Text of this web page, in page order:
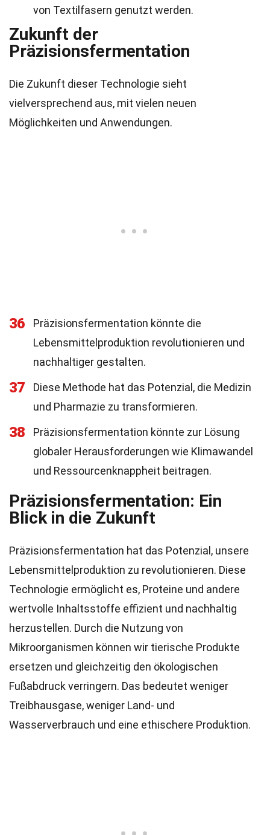
von Textilfasern genutzt werden.
Zukunft der
Präzisionsfermentation
Die Zukunft dieser Technologie sieht
vielversprechend aus, mit vielen neuen
Möglichkeiten und Anwendungen.
36
Präzisionsfermentation könnte die
Lebensmittelproduktion revolutionieren und
nachhaltiger gestalten.
37
Diese Methode hat das Potenzial, die Medizin
und Pharmazie zu transformieren.
38
Präzisionsfermentation könnte zur Lösung
globaler Herausforderungen wie Klimawandel
und Ressourcenknappheit beitragen.
Präzisionsfermentation: Ein
Blick in die Zukunft
Präzisionsfermentation hat das Potenzial, unsere
Lebensmittelproduktion zu revolutionieren. Diese
Technologie ermöglicht es, Proteine und andere
wertvolle Inhaltsstoffe effizient und nachhaltig
herzustellen. Durch die Nutzung von
Mikroorganismen können wir tierische Produkte
ersetzen und gleichzeitig den ökologischen
Fußabdruck verringern. Das bedeutet weniger
Treibhausgase, weniger Land- und
Wasserverbrauch und eine ethischere Produktion.